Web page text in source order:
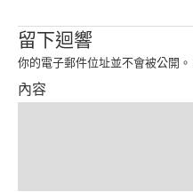
Product
留下迴響
你的電子郵件位址並不會被公開。
內容